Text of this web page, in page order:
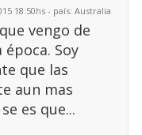
18:50hs - país: Australia
vengo de
Soy
que las
aun mas
es que...